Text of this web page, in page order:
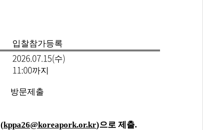
입찰참가등록
2026.07.15(수)
11:00까지
방문제출
(kppa26@koreapork.or.kr)으로 제출.